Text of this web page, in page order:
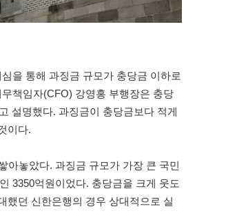
을 통해 과징금 규모가 충당금 이하로
책임자(CFO) 강영홍 부행장은 충당
설명했다. 과징금이 충당금보다 적게
이다.
아놓았다. 과징금 규모가 가장 큰 국민
3350억원이었다. 충당금을 크게 웃도
했던 신한은행의 경우 상대적으로 실